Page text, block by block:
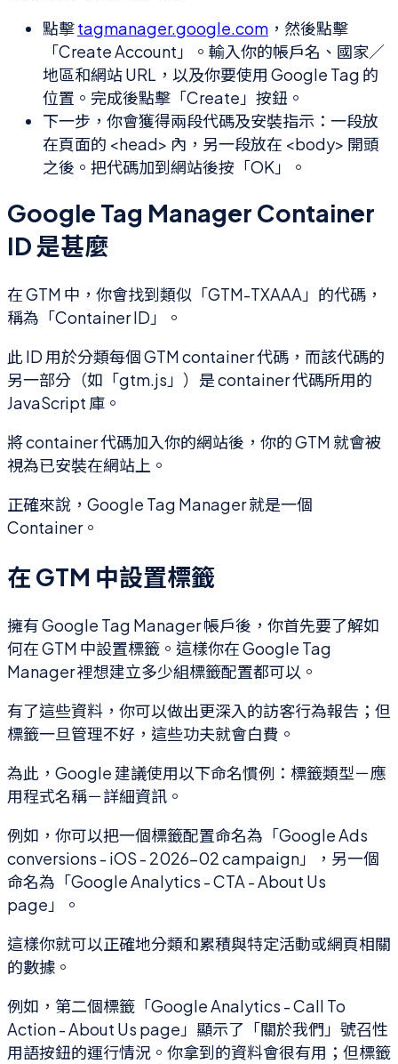
點擊tagmanager.google.com ，然後點擊
「Create Account」。輸入你的帳戶名、國家／
地區和網站 URL，以及你要使用 Google Tag 的
位置。完成後點擊「Create」按鈕。
下一步，你會獲得兩段代碼及安裝指示：一段放
在頁面的 <head> 內，另一段放在 <body> 開頭
之後。把代碼加到網站後按「OK」。
Google Tag Manager Container
ID 是甚麼
在 GTM 中，你會找到類似「GTM-TXAAA」的代碼，
稱為「Container ID」。
此 ID 用於分類每個 GTM container 代碼，而該代碼的
另一部分（如「gtm.js」）是 container 代碼所用的
JavaScript 庫。
將 container 代碼加入你的網站後，你的 GTM 就會被
視為已安裝在網站上。
正確來說，Google Tag Manager 就是一個
Container。
在 GTM 中設置標籤
擁有 Google Tag Manager 帳戶後，你首先要了解如
何在 GTM 中設置標籤。這樣你在 Google Tag
Manager 裡想建立多少組標籤配置都可以。
有了這些資料，你可以做出更深入的訪客行為報告；但
標籤一旦管理不好，這些功夫就會白費。
為此，Google 建議使用以下命名慣例：標籤類型－應
用程式名稱－詳細資訊。
例如，你可以把一個標籤配置命名為「Google Ads
conversions - iOS - 2026-02 campaign」，另一個
命名為「Google Analytics - CTA - About Us
page」。
這樣你就可以正確地分類和累積與特定活動或網頁相關
的數據。
例如，第二個標籤「Google Analytics - Call To
Action - About Us page」顯示了「關於我們」號召性
用語按鈕的運行情況。你拿到的資料會很有用；但標籤